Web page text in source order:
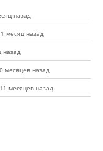
назад
месяц назад
назад
месяцев назад
месяцев назад